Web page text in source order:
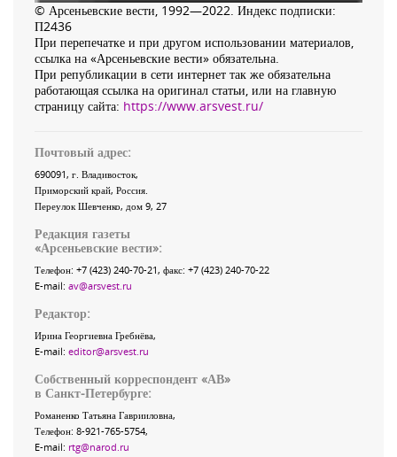
© Арсеньевские вести, 1992—2022. Индекс подписки:
П2436
При перепечатке и при другом использовании материалов,
ссылка на «Арсеньевские вести» обязательна.
При републикации в сети интернет так же обязательна
работающая ссылка на оригинал статьи, или на главную
страницу сайта: https://www.arsvest.ru/
Почтовый адрес:
690091, г. Владивосток,
Приморский край, Россия
Переулок Шевченко, дом 9, 27
Редакция газеты
«Арсеньевские вести»:
Телефон: +7 (423) 240-70-21, факс: +7 (423) 240-70-22
E-mail: av@arsvest.ru
Редактор:
Ирина Георгиевна Гребнёва,
E-mail: editor@arsvest.ru
Собственный корреспондент «АВ»
в Санкт-Петербурге:
Романенко Татьяна Гаврииловна,
Телефон: 8-921-765-5754,
E-mail: rtg@narod.ru